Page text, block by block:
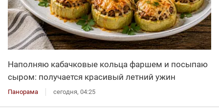
Наполняю кабачковые кольца фаршем и посыпаю
сыром: получается красивый летний ужин
Панорама сегодня, 04:25